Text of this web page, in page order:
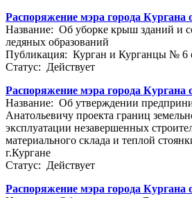
Распоряжение мэра города Кургана
Название: Об уборке крыш зданий и
ледяных образований
Публикация: Курган и Курганцы № 6
Статус: Действует
Распоряжение мэра города Кургана
Название: Об утверждении
Анатольевичу проекта границ
эксплуатации незавершенных
материального склада и теплой
г.Кургане
Статус: Действует
Распоряжение мэра города Кургана